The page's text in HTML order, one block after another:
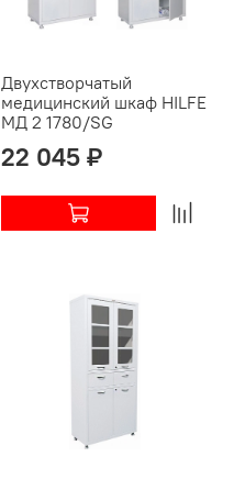
Двухстворчатый
медицинский шкаф HILFE
МД 2 1780/SG
22 045 ₽